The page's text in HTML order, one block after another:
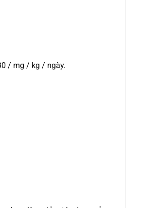
/ mg / kg / ngày.